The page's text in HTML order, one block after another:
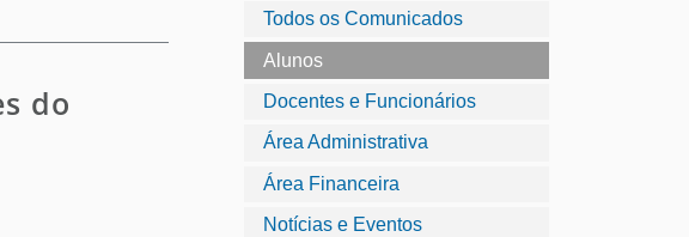
Todos os Comunicados
Alunos
Docentes e Funcionários
Área Administrativa
Área Financeira
Notícias e Eventos
do